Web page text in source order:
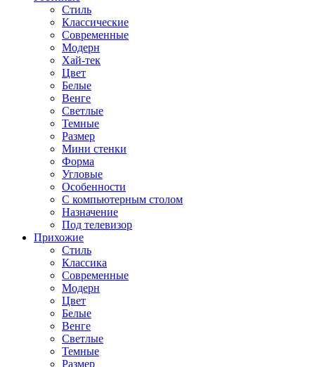
Стиль
Классические
Современные
Модерн
Хай-тек
Цвет
Белые
Венге
Светлые
Темные
Размер
Мини стенки
Форма
Угловые
Особенности
С компьютерным столом
Назначение
Под телевизор
Прихожие
Стиль
Классика
Современные
Модерн
Цвет
Белые
Венге
Светлые
Темные
Размер